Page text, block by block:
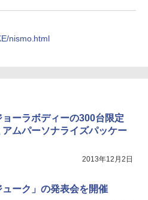
nismo.html
ョーラボディーの300台限定
ムパーソナライズパッケー
2013年12月2日
ューク」の発表会を開催